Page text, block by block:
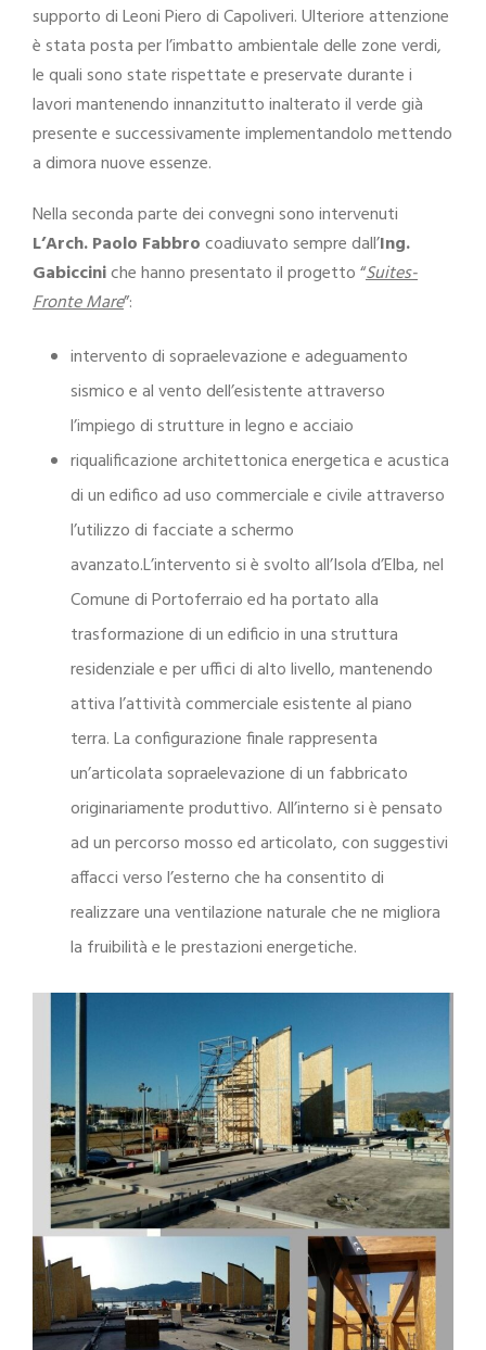
supporto di Leoni Piero di Capoliveri. Ulteriore attenzione
è stata posta per l’imbatto ambientale delle zone verdi,
le quali sono state rispettate e preservate durante i
lavori mantenendo innanzitutto inalterato il verde già
presente e successivamente implementandolo mettendo
a dimora nuove essenze.
Nella seconda parte dei convegni sono intervenuti
L’Arch. Paolo Fabbrocoadiuvato sempre dall’Ing.
Gabicciniche hanno presentato il progetto “Suites-
Fronte Mare”:
intervento di sopraelevazione e adeguamento
sismico e al vento dell’esistente attraverso
l’impiego di strutture in legno e acciaio
riqualificazione architettonica energetica e acustica
di un edifico ad uso commerciale e civile attraverso
l’utilizzo di facciate a schermo
avanzato.L’intervento si è svolto all’Isola d’Elba, nel
Comune di Portoferraio ed ha portato alla
trasformazione di un edificio in una struttura
residenziale e per uffici di alto livello, mantenendo
attiva l’attività commerciale esistente al piano
terra. La configurazione finale rappresenta
un’articolata sopraelevazione di un fabbricato
originariamente produttivo. All’interno si è pensato
ad un percorso mosso ed articolato, con suggestivi
affacci verso l’esterno che ha consentito di
realizzare una ventilazione naturale che ne migliora
la fruibilità e le prestazioni energetiche.